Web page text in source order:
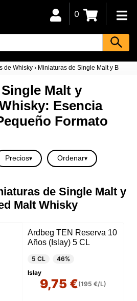
de Whisky › Miniaturas de Single Malt y
0
Malt y
Esencia
Formato
Precios Ordenar
de Single Malt y
Malt Whisky
Ardbeg TEN Reserva 10
Años (Islay) 5 CL
5 CL
46%
Islay
9,75 €(195 €/L)